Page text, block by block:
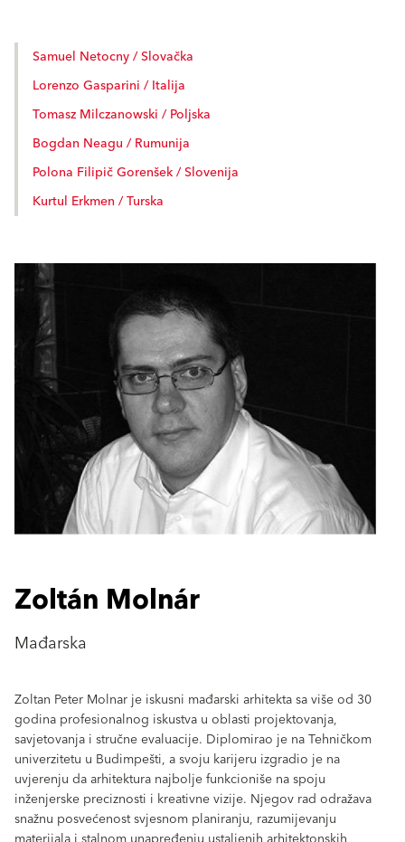
Samuel Netocny / Slovačka
Lorenzo Gasparini / Italija
Tomasz Milczanowski / Poljska
Bogdan Neagu / Rumunija
Polona Filipič Gorenšek / Slovenija
Kurtul Erkmen / Turska
Zoltán Molnár
Mađarska
Zoltan Peter Molnar je iskusni mađarski arhitekta sa više od 30
godina profesionalnog iskustva u oblasti projektovanja,
savjetovanja i stručne evaluacije. Diplomirao je na Tehničkom
univerzitetu u Budimpešti, a svoju karijeru izgradio je na
uvjerenju da arhitektura najbolje funkcioniše na spoju
inženjerske preciznosti i kreativne vizije. Njegov rad odražava
snažnu posvećenost svjesnom planiranju, razumijevanju